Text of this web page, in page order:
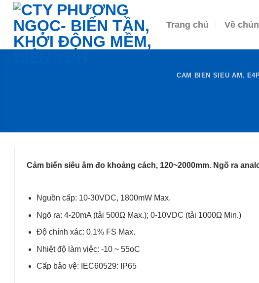
Skip
content
Trang chủ Về
CAM BIEN SIEU AM ,
Cảm biến siêu âm đo khoảng cách, 120~2000mm. Ngõ ra
Nguồn cấp: 10-30VDC, 1800mW Max.
Ngõ ra: 4-20mA (tải 500Ω Max.); 0-10VDC (tải 1000Ω Min.)
Độ chính xác: 0.1% FS Max.
Nhiệt độ làm việc: -10 ~ 55oC
Cấp bảo vệ: IEC60529: IP65